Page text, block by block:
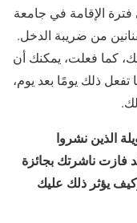
فترة الإقامة في جامعة
من ضريبة الدخل.
كما فعلت، يمكنك أن
ذلك يومًا بعد يوم،
الذين نشروا
فازت ناشرتك بجائزة
يؤثر ذلك عليك